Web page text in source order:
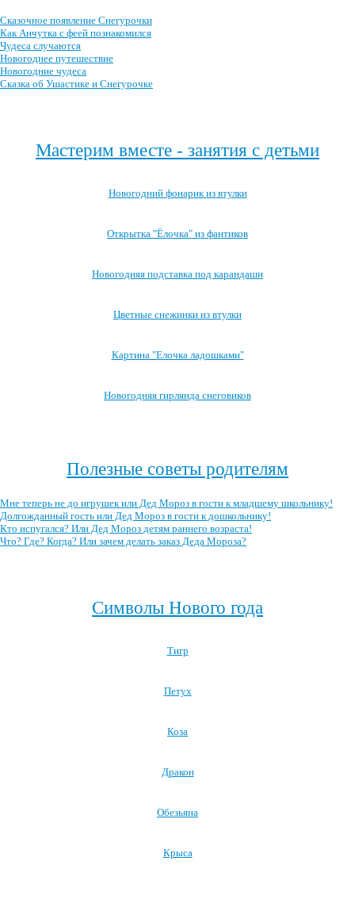
Сказочное появление Снегурочки
Как Анчутка с феей познакомился
Чудеса случаются
Новогоднее путешествие
Новогодние чудеса
Сказка об Ушастике и Снегурочке
Мастерим вместе - занятия с детьми
Новогодний фонарик из втулки
Открытка "Ёлочка" из фантиков
Новогодняя подставка под карандаши
Цветные снежинки из втулки
Картина "Елочка ладошками"
Новогодняя гирлянда снеговиков
Полезные советы родителям
Мне теперь не до игрушек или Дед Мороз в гости к младшему школьнику!
Долгожданный гость или Дед Мороз в гости к дошкольнику!
Кто испугался? Или Дед Мороз детям раннего возраста!
Что? Где? Когда? Или зачем делать заказ Деда Мороза?
Символы Нового года
Тигр
Петух
Коза
Дракон
Обезьяна
Крыса